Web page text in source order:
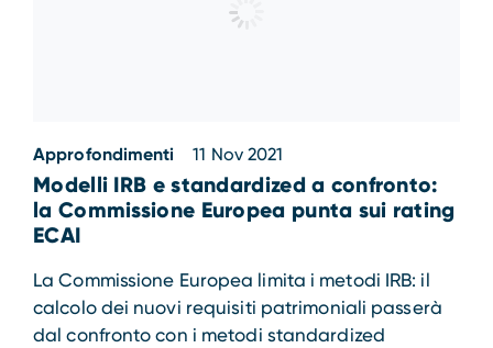
Approfondimenti 11 Nov 2021
Modelli IRB e standardized a confronto:
la Commissione Europea punta sui rating
ECAI
La Commissione Europea limita i metodi IRB: il
calcolo dei nuovi requisiti patrimoniali passerà
dal confronto con i metodi standardized